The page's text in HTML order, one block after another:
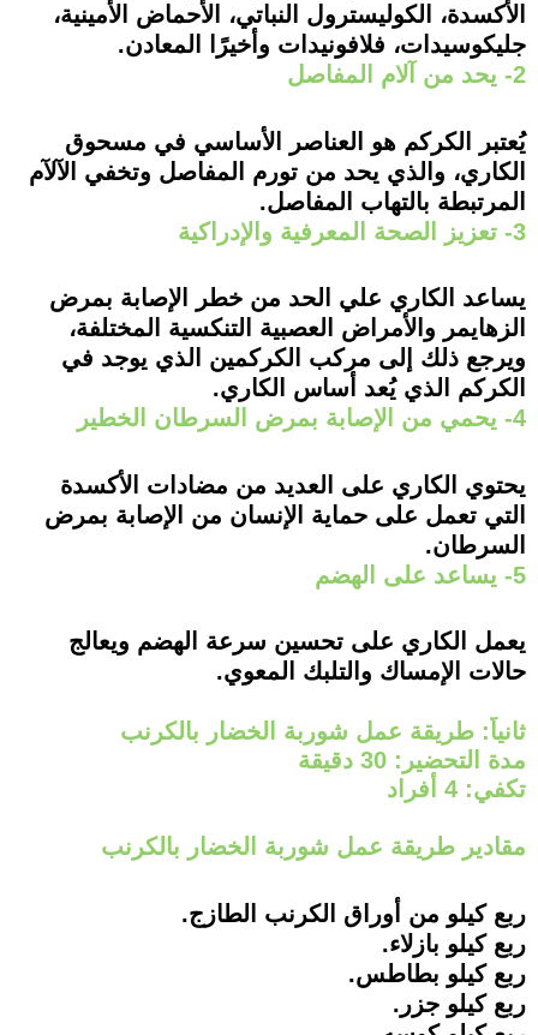
الأكسدة، الكوليسترول النباتي، الأحماض الأمينية،
جليكوسيدات، فلافونيدات وأخيرًا المعادن.
2- يحد من آلام المفاصل
يُعتبر الكركم هو العناصر الأساسي في مسحوق
الكاري، والذي يحد من تورم المفاصل وتخفي الآلآم
المرتبطة بالتهاب المفاصل.
3- تعزيز الصحة المعرفية والإدراكية
يساعد الكاري علي الحد من خطر الإصابة بمرض
الزهايمر والأمراض العصبية التنكسية المختلفة،
ويرجع ذلك إلى مركب الكركمين الذي يوجد في
الكركم الذي يُعد أساس الكاري.
4- يحمي من الإصابة بمرض السرطان الخطير
يحتوي الكاري على العديد من مضادات الأكسدة
التي تعمل على حماية الإنسان من الإصابة بمرض
السرطان.
5- يساعد على الهضم
يعمل الكاري على تحسين سرعة الهضم ويعالج
حالات الإمساك والتلبك المعوي.
ثانياً: طريقة عمل شوربة الخضار بالكرنب
مدة التحضير: 30 دقيقة
تكفي: 4 أفراد
مقادير طريقة عمل شوربة الخضار بالكرنب
ربع كيلو من أوراق الكرنب الطازج.
ربع كيلو بازلاء.
ربع كيلو بطاطس.
ربع كيلو جزر.